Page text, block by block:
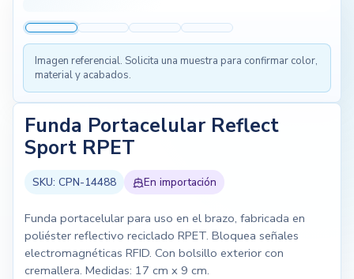
Imagen referencial. Solicita una muestra para confirmar color,
material y acabados.
Funda Portacelular Reflect
Sport RPET
SKU: CPN-14488 En importación
Funda portacelular para uso en el brazo, fabricada en
poliéster reflectivo reciclado RPET. Bloquea señales
electromagnéticas RFID. Con bolsillo exterior con
cremallera. Medidas: 17 cm x 9 cm.